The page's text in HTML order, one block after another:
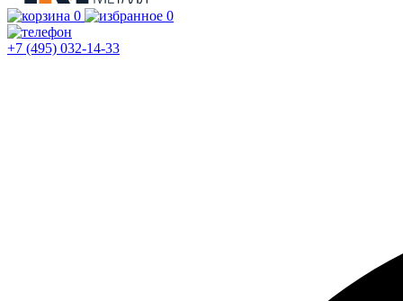
0 0
+7 (495) 032-14-33